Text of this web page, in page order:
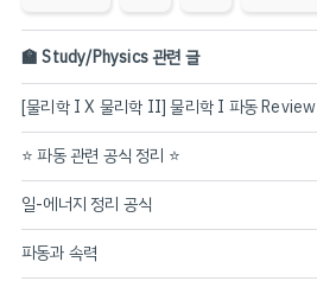
🏫 Study/Physics 관련 글
[물리학 I X 물리학 II] 물리학 I 파동 Review
⭐️ 파동 관련 공식 정리 ⭐️
일-에너지 정리 공식
파동과 속력